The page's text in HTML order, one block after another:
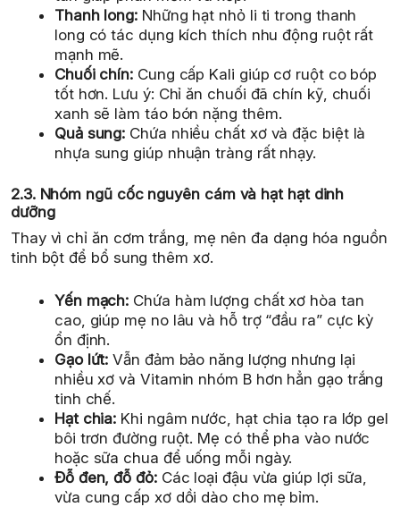
Thanh long: Những hạt nhỏ li ti trong thanh
long có tác dụng kích thích nhu động ruột rất
mạnh mẽ.
Chuối chín: Cung cấp Kali giúp cơ ruột co bóp
tốt hơn. Lưu ý: Chỉ ăn chuối đã chín kỹ, chuối
xanh sẽ làm táo bón nặng thêm.
Quả sung: Chứa nhiều chất xơ và đặc biệt là
nhựa sung giúp nhuận tràng rất nhạy.
2.3. Nhóm ngũ cốc nguyên cám và hạt hạt dinh
dưỡng
Thay vì chỉ ăn cơm trắng, mẹ nên đa dạng hóa nguồn
tinh bột để bổ sung thêm xơ.
Yến mạch: Chứa hàm lượng chất xơ hòa tan
cao, giúp mẹ no lâu và hỗ trợ “đầu ra” cực kỳ
ổn định.
Gạo lứt: Vẫn đảm bảo năng lượng nhưng lại
nhiều xơ và Vitamin nhóm B hơn hẳn gạo trắng
tinh chế.
Hạt chia: Khi ngâm nước, hạt chia tạo ra lớp gel
bôi trơn đường ruột. Mẹ có thể pha vào nước
hoặc sữa chua để uống mỗi ngày.
Đỗ đen, đỗ đỏ:Các loại đậu vừa giúp lợi sữa,
vừa cung cấp xơ dồi dào cho mẹ bỉm.